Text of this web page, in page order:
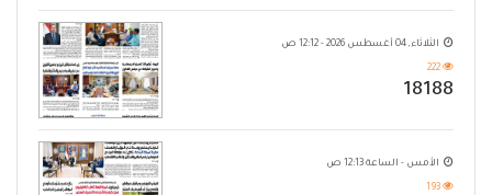
حضرموت
الثلاثاء, 04 أغسطس 2026 - 12:12 ص
222
18188
الأمس - الساعة 12:13 ص
193